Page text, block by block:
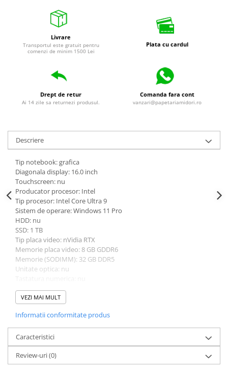
Markere permanente
Markere pe baza de vopsea
Markere pentru whiteboard si
Evidentiatoare si markere
Markere speciale
Markere acrilice
Markere universale
Textmarkere
Rezerve cerneala si mine pix
Ambalare si etichetare
Accesorii si cutii din carton
Aparate pentru aplicat preturi
Benzi adezive si accesorii
Etichete pret si autoadezive
Folie de paletizat
Articole pentru birou
Organizare si arhivare
Arhivare
Bibliorafturi
Caiete mecanice
Livrare
Transportul este gratuit pentru
comenzi de minim 1500 Lei
Plata cu cardul
Drept de retur
Ai 14 zile sa returnezi produsul.
Comanda fara cont
vanzari@papetariamidori.ro
Descriere
Tip notebook: grafica
Diagonala display: 16.0 inch
Touchscreen: nu
Producator procesor: Intel
Tip procesor: Intel Core Ultra 9
Sistem de operare: Windows 11 Pro
HDD: nu
SSD: 1 TB
Tip placa video: nVidia RTX
Memorie placa video: 8 GB GDDR6
Memorie (SODIMM): 32 GB DDR5
Unitate optica: nu
Greutate: 2.0 - 2.49 Kg
Culoare: gri
Model placa video: nVidia RTX A2000
VEZI MAI MULT
Informatii conformitate produs
Caracteristici
Review-uri(0)